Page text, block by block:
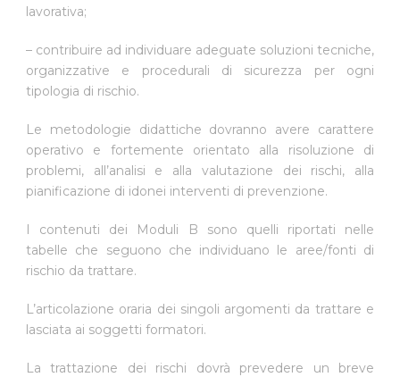
lavorativa;
– contribuire ad individuare adeguate soluzioni tecniche,
organizzative e procedurali di sicurezza per ogni
tipologia di rischio.
Le metodologie didattiche dovranno avere carattere
operativo e fortemente orientato alla risoluzione di
problemi, all’analisi e alla valutazione dei rischi, alla
pianificazione di idonei interventi di prevenzione.
I contenuti dei Moduli B sono quelli riportati nelle
tabelle che seguono che individuano le aree/fonti di
rischio da trattare.
L’articolazione oraria dei singoli argomenti da trattare e
lasciata ai soggetti formatori.
La trattazione dei rischi dovrà prevedere un breve